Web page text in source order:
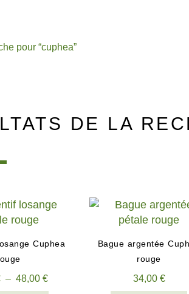
pour “cuphea”
DE LA
Cuphea
– 48,00€
Bague argentée
rouge
34,00 €